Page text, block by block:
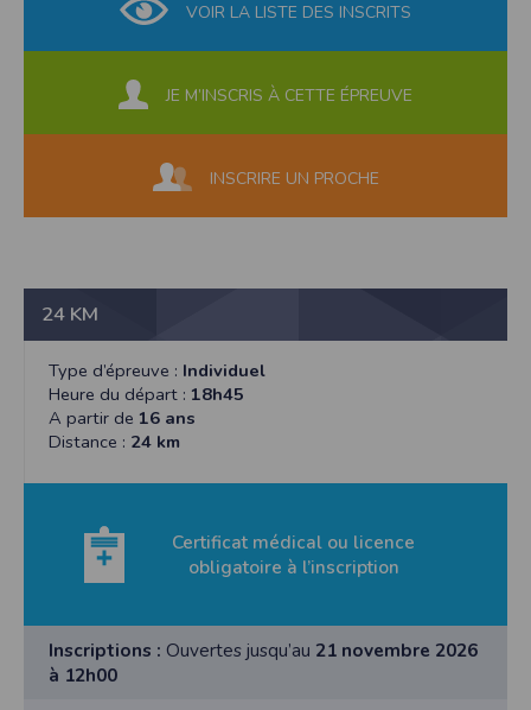
VOIR LA LISTE DES INSCRITS
JE M’INSCRIS À CETTE ÉPREUVE
INSCRIRE UN PROCHE
24 KM
Type d’épreuve : Individuel
Heure du départ : 18h45
A partir de 16 ans
Distance : 24 km
Certificat médical ou licence
obligatoire à l’inscription
Inscriptions : Ouvertes jusqu’au 21 novembre 2026
à 12h00